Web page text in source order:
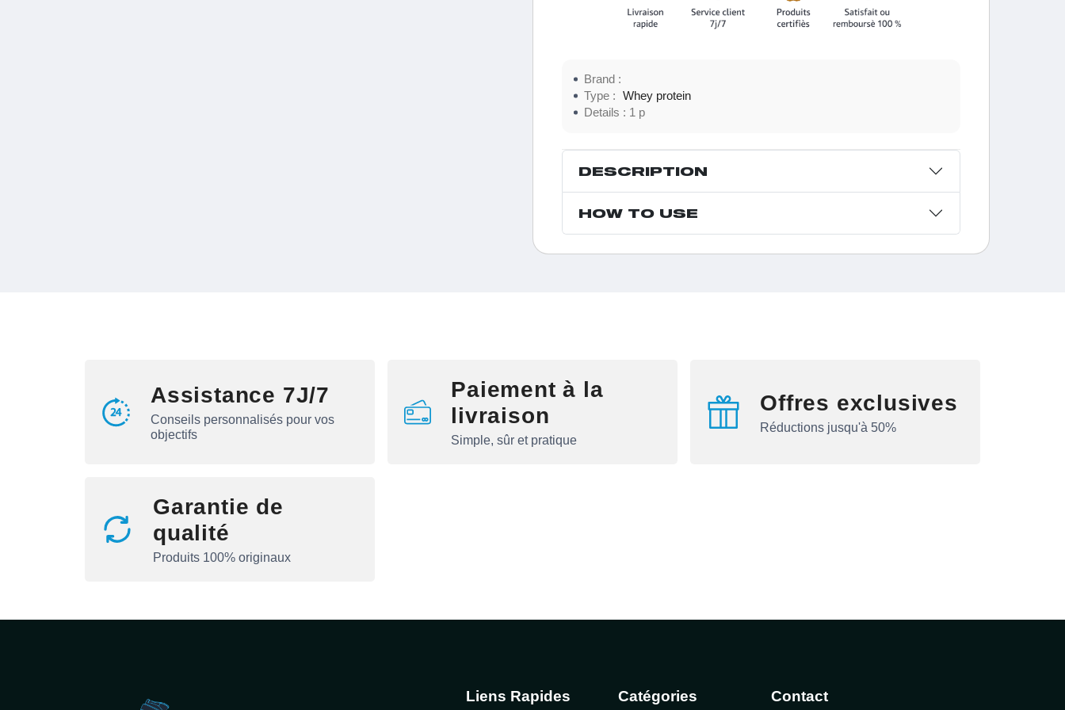
Brand :
Type :
Whey protein
Details :
1 p
DESCRIPTION
HOW TO USE
Assistance 7J/7
Conseils personnalisés pour vos
objectifs
Paiement à la
livraison
Simple, sûr et pratique
Offres exclusives
Réductions jusqu'à 50%
Garantie de
qualité
Produits 100% originaux
Liens Rapides Catégories Contact